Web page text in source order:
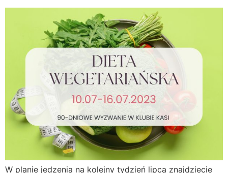
W planie jedzenia na kolejny tydzień lipca znajdziecie